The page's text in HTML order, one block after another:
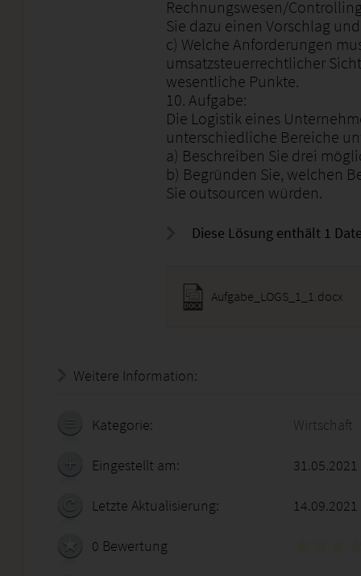
Rechnungswesen/
Sie dazu einen Vorschlag
c) Welche Anforderungen
umsatzsteuerrechtlicher
wesentliche Punkte.
10. Aufgabe:
Die Logistik eines
unterschiedliche Bereiche
a) Beschreiben Sie drei
b) Begründen Sie, welchen
Sie outsourcen würden.
Diese Lösung enthält 1
Aufgabe_LOGS_1_1.docx
Weitere Information:
Kategorie: Wirtschaft
Eingestellt am:
Letzte Aktualisierung: 14.09.2021
0 Bewertung